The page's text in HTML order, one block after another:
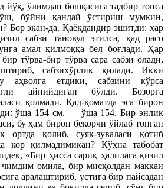
йўқ, ўлимдан бошқасига тадбир топса
бўйни қандай ўстириш мумкин,
Бор экан-да. Қаёқдандир эшитди: ҳар
сабзи тановул этилса, қад расо
амал қилмоққа бел боғлади. Ҳар
тўрва-бир тўрва сара сабзи олади,
сабзихўрлик қилади. Икки
аҳволга етдики, сабзини кўрса
айнийдиган бўлди. Бозорга
қолмади. Қад-қоматда эса бирон
ўша 154 см. — ўша 154. Бир энлик
бу ҳам бирон бекорчи ўйлаб топган
ортда қолиб, суяк-зуваласи қотиб
кор қилмадимикан? Кўҳна табобат
«Бир ҳисса сариқ ҳалилага қизил
омила, бир мисқолдан маккаи
аралаштириб, устига бир пайсадан